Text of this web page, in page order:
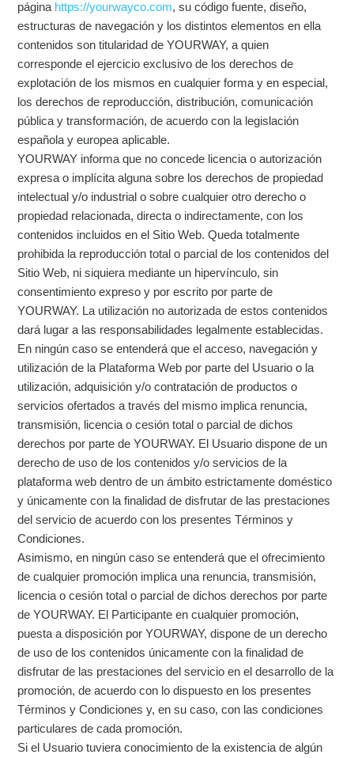
página https://yourwayco.com, su código fuente, diseño,
estructuras de navegación y los distintos elementos en ella
contenidos son titularidad de YOURWAY, a quien
corresponde el ejercicio exclusivo de los derechos de
explotación de los mismos en cualquier forma y en especial,
los derechos de reproducción, distribución, comunicación
pública y transformación, de acuerdo con la legislación
española y europea aplicable.
YOURWAY informa que no concede licencia o autorización
expresa o implícita alguna sobre los derechos de propiedad
intelectual y/o industrial o sobre cualquier otro derecho o
propiedad relacionada, directa o indirectamente, con los
contenidos incluidos en el Sitio Web. Queda totalmente
prohibida la reproducción total o parcial de los contenidos del
Sitio Web, ni siquiera mediante un hipervínculo, sin
consentimiento expreso y por escrito por parte de
YOURWAY. La utilización no autorizada de estos contenidos
dará lugar a las responsabilidades legalmente establecidas.
En ningún caso se entenderá que el acceso, navegación y
utilización de la Plataforma Web por parte del Usuario o la
utilización, adquisición y/o contratación de productos o
servicios ofertados a través del mismo implica renuncia,
transmisión, licencia o cesión total o parcial de dichos
derechos por parte de YOURWAY. El Usuario dispone de un
derecho de uso de los contenidos y/o servicios de la
plataforma web dentro de un ámbito estrictamente doméstico
y únicamente con la finalidad de disfrutar de las prestaciones
del servicio de acuerdo con los presentes Términos y
Condiciones.
Asimismo, en ningún caso se entenderá que el ofrecimiento
de cualquier promoción implica una renuncia, transmisión,
licencia o cesión total o parcial de dichos derechos por parte
de YOURWAY. El Participante en cualquier promoción,
puesta a disposición por YOURWAY, dispone de un derecho
de uso de los contenidos únicamente con la finalidad de
disfrutar de las prestaciones del servicio en el desarrollo de la
promoción, de acuerdo con lo dispuesto en los presentes
Términos y Condiciones y, en su caso, con las condiciones
particulares de cada promoción.
Si el Usuario tuviera conocimiento de la existencia de algún